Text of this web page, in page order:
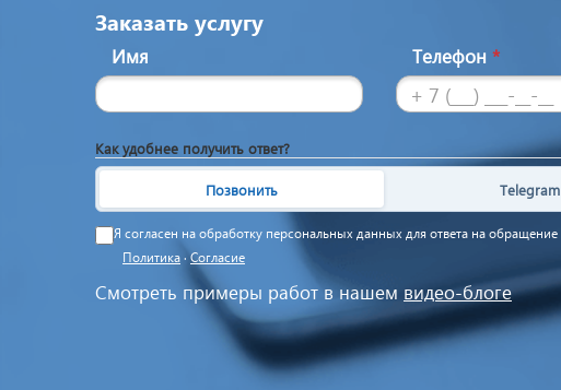
Заказать услугу
Имя Телефон *
Как удобнее получить ответ?
Позвонить Telegram
Я согласен на обработку персональных данных для ответа на обращение
Политика ·Согласие
Смотреть примеры работ в нашем видео-блоге